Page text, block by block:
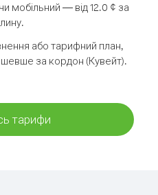
мобільний — від 12.0 ¢ за
або тарифний план,
за кордон (Кувейт).
тарифи